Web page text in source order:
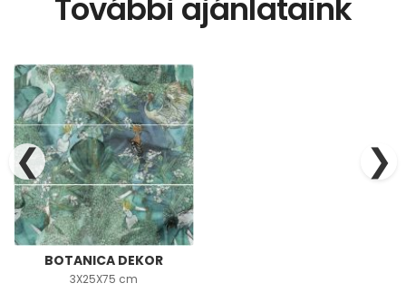
BOTANICA DEKOR
3X25X75 cm
❮ ❯